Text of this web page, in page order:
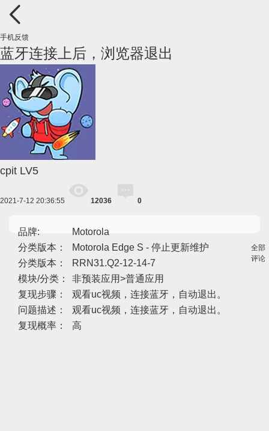
手机反馈
蓝牙连接上后，浏览器退出
cpit LV5
2021-7-12 20:36:55 12036 0
品牌:
Motorola
分类版本：
Motorola Edge S - 停止更新维护
分类版本：
RRN31.Q2-12-14-7
模块/分类：
非预装应用>普通应用
复现步骤：
观看uc视频，连接蓝牙，自动退出。
问题描述：
观看uc视频，连接蓝牙，自动退出。
复现概率：
高
全部
评论